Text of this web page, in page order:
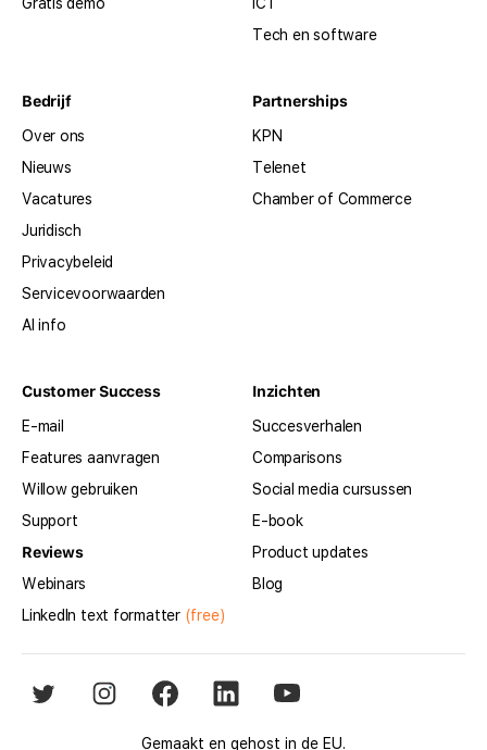
Tech en software
Bedrijf
Over ons
Nieuws
Vacatures
Juridisch
Privacybeleid
Servicevoorwaarden
AI info
Partnerships
KPN
Telenet
Chamber of Commerce
Customer Success
E-mail
Features aanvragen
Willow gebruiken
Support
Reviews
Webinars
LinkedIn text formatter(free)
Inzichten
Succesverhalen
Comparisons
Social media cursussen
E-book
Product updates
Blog
Gemaakt en gehost in de EU.